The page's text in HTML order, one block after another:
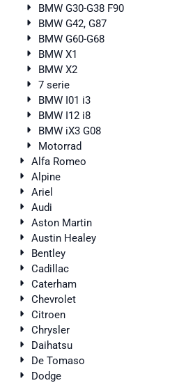
BMW G30-G38 F90
BMW G42, G87
BMW G60-G68
BMW X1
BMW X2
7 serie
BMW I01 i3
BMW I12 i8
BMW iX3 G08
Motorrad
Alfa Romeo
Alpine
Ariel
Audi
Aston Martin
Austin Healey
Bentley
Cadillac
Caterham
Chevrolet
Citroen
Chrysler
Daihatsu
De Tomaso
Dodge